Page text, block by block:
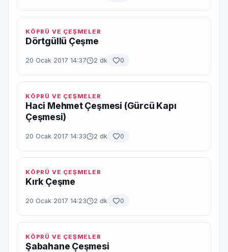
KÖPRÜ VE ÇEŞMELER
Dörtgüllü Çeşme
20 Ocak 2017 14:37 2 dk 0
KÖPRÜ VE ÇEŞMELER
Haci Mehmet Çeşmesi (Gürcü Kapı
Çeşmesi)
20 Ocak 2017 14:33 2 dk 0
KÖPRÜ VE ÇEŞMELER
Kırk Çeşme
20 Ocak 2017 14:23 2 dk 0
KÖPRÜ VE ÇEŞMELER
Şabahane Çeşmesi